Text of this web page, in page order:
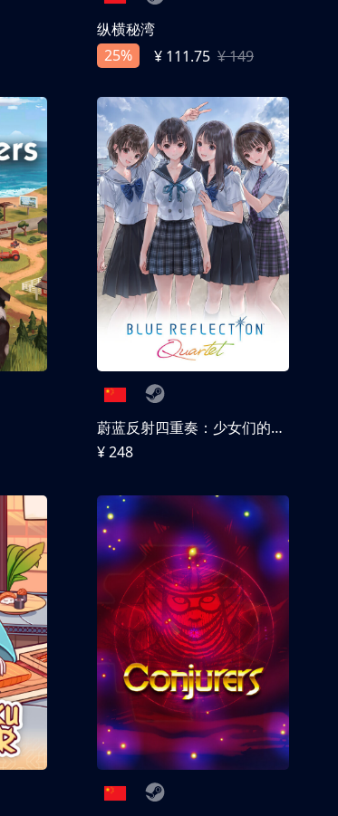
纵横秘湾
25%
¥ 111.75 ¥ 149
蔚蓝反射四重奏：少女们的奇迹
¥ 248